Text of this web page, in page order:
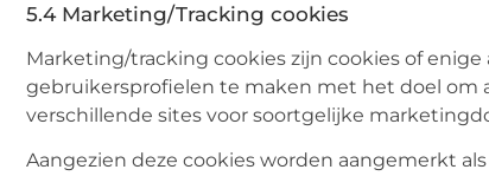
5.4 Marketing/Tracking cookies
Marketing/tracking cookies zijn cookies of
gebruikersprofielen te maken met het doel om
verschillende sites voor soortgelijke
Aangezien deze cookies worden aangemerkt